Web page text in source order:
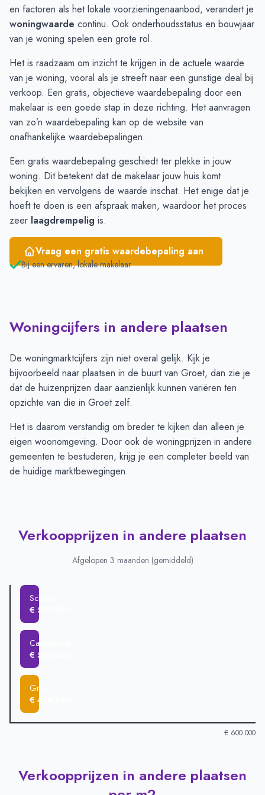
September-
-
Oktober
€ 695.000€ 810.000
November€ 695.000€ 785.000
Januari
€ 656.333 € 760.000
Februari
€ 656.333 € 614.865
Maart
€ 464.333 € 589.910
April
€ 448.500 € 541.182
Mei
€ 579.666 € 496.666
Juni
€ 725.666 € 474.999
en factoren als het lokale voorzieningenaanbod, verandert je
woningwaarde continu. Ook onderhoudsstatus en bouwjaar
van je woning spelen een grote rol.
Het is raadzaam om inzicht te krijgen in de actuele waarde
van je woning, vooral als je streeft naar een gunstige deal bij
verkoop. Een gratis, objectieve waardebepaling door een
makelaar is een goede stap in deze richting. Het aanvragen
van zo’n waardebepaling kan op de website van
onafhankelijke waardebepalingen.
Een gratis waardebepaling geschiedt ter plekke in jouw
woning. Dit betekent dat de makelaar jouw huis komt
bekijken en vervolgens de waarde inschat. Het enige dat je
hoeft te doen is een afspraak maken, waardoor het proces
zeer laagdrempelig is.
Vraag een gratis waardebepaling aan
Bij een ervaren, lokale makelaar
Woningcijfers in andere plaatsen
De woningmarktcijfers zijn niet overal gelijk. Kijk je
bijvoorbeeld naar plaatsen in de buurt van Groet, dan zie je
dat de huizenprijzen daar aanzienlijk kunnen variëren ten
opzichte van die in Groet zelf.
Het is daarom verstandig om breder te kijken dan alleen je
eigen woonomgeving. Door ook de woningprijzen in andere
gemeenten te bestuderen, krijg je een completer beeld van
de huidige marktbewegingen.
Verkoopprijzen in andere plaatsen
Afgelopen 3 maanden (gemiddeld)
Schoorl
€ 573.500
Callantsoog
€ 570.000
Groet
€ 474.999
€ 600.000
Verkoopprijzen in andere plaatsen-Afgelopen 3 maanden
Gemiddelde verkoopprijs
Verkoopprijzen in andere plaatsen